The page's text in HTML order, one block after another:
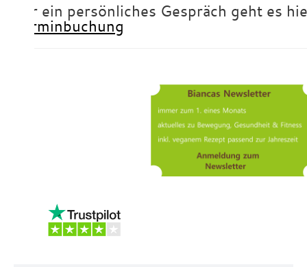
Für ein persönliches Gespräch geht es
Terminbuchung